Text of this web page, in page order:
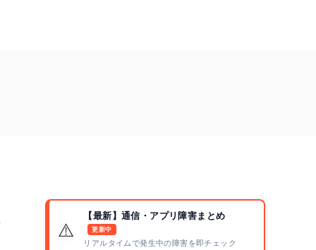
⚠️ 【最新】通信・アプリ障害まとめ
更新中
リアルタイムで発生中の障害を即チェック